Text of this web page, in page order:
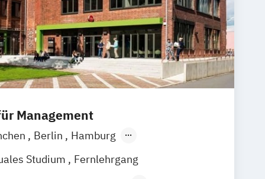
Management
Berlin
Hamburg
Frankfurt am Main Essen
Studium
Fernlehrgang